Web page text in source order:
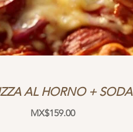
AL HORNO + SODA
MX$159.00Price